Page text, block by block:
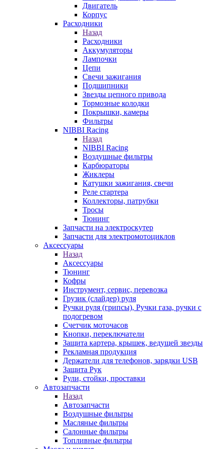
Двигатель
Корпус
Расходники
Назад
Расходники
Аккумуляторы
Лампочки
Цепи
Свечи зажигания
Подшипники
Звезды цепного привода
Тормозные колодки
Покрышки, камеры
Фильтры
NIBBI Racing
Назад
NIBBI Racing
Воздушные фильтры
Карбюраторы
Жиклеры
Катушки зажигания, свечи
Реле стартера
Коллекторы, патрубки
Тросы
Тюнинг
Запчасти на электроскутер
Запчасти для электромотоциклов
Аксессуары
Назад
Аксессуары
Тюнинг
Кофры
Инструмент, сервис, перевозка
Грузик (слайдер) руля
Ручки руля (грипсы), Ручки газа, ручки с
подогревом
Счетчик моточасов
Кнопки, переключатели
Защита картера, крышек, ведущей звезды
Рекламная продукция
Держатели для телефонов, зарядки USB
Защита Рук
Рули, стойки, проставки
Автозапчасти
Назад
Автозапчасти
Воздушные фильтры
Масляные фильтры
Салонные фильтры
Топливные фильтры